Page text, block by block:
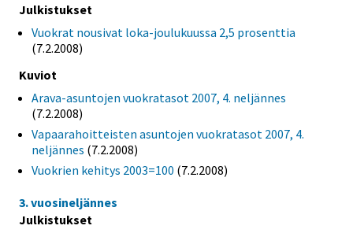
Julkistukset
Vuokrat nousivat loka-joulukuussa 2,5 prosenttia
(7.2.2008)
Kuviot
Arava-asuntojen vuokratasot 2007, 4. neljännes
(7.2.2008)
Vapaarahoitteisten asuntojen vuokratasot 2007, 4.
neljännes (7.2.2008)
Vuokrien kehitys 2003=100 (7.2.2008)
3. vuosineljännes
Julkistukset